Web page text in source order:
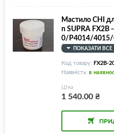
Мастило CHI
n SUPRA
0/P4014/4015/
0 та ін., 20г/
ПОКАЗАТИ ВСЕ
Код товару: FX2B-
Наявність: в
Ціна
1 540.00₴